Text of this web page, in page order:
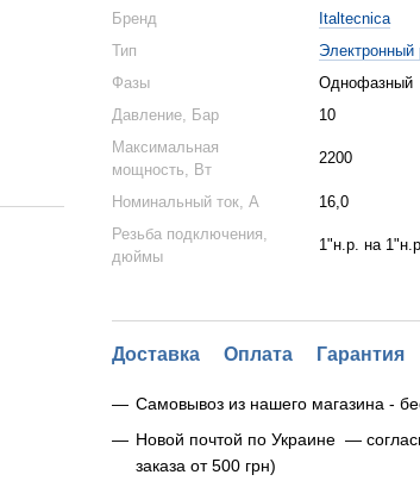
Бренд
Italtecnica
Тип
Электронный
Фазы
Однофазный
Давление, Бар
10
Максимальная
мощность, Вт
2200
Номинальный ток, А
16,0
Резьба подключения,
дюймы
1"н.р. на
Доставка Оплата Гарантия
Самовывоз из нашего магазина -
Новой почтой по Украине —
заказа от 500 грн)